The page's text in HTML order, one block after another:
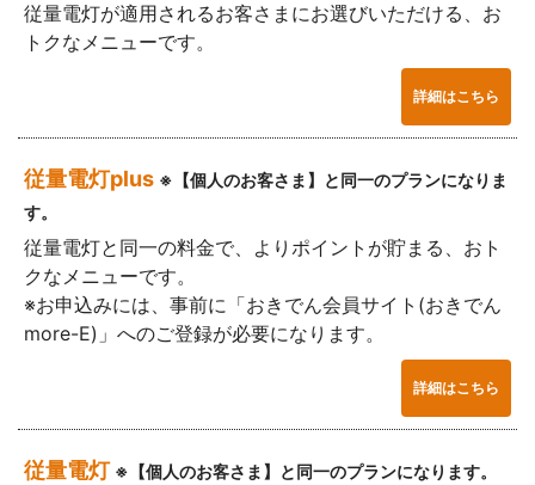
従量電灯が適用されるお客さまにお選びいただける、お
トクなメニューです。
詳細はこちら
従量電灯plus ※【個人のお客さま】と同一のプランになりま
す。
従量電灯と同一の料金で、よりポイントが貯まる、おト
クなメニューです。
※お申込みには、事前に「おきでん会員サイト(おきでん
more-E)」へのご登録が必要になります。
詳細はこちら
従量電灯 ※【個人のお客さま】と同一のプランになります。